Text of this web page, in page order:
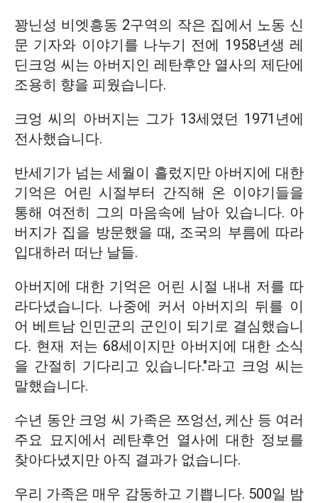
꽝닌성 비엣흥동 2구역의 작은 집에서 노동 신
문 기자와 이야기를 나누기 전에 1958년생 레
딘크엉 씨는 아버지인 레탄후안 열사의 제단에
조용히 향을 피웠습니다.
크엉 씨의 아버지는 그가 13세였던 1971년에
전사했습니다.
반세기가 넘는 세월이 흘렀지만 아버지에 대한
기억은 어린 시절부터 간직해 온 이야기들을
통해 여전히 그의 마음속에 남아 있습니다. 아
버지가 집을 방문했을 때, 조국의 부름에 따라
입대하러 떠난 날들.
아버지에 대한 기억은 어린 시절 내내 저를 따
라다녔습니다. 나중에 커서 아버지의 뒤를 이
어 베트남 인민군의 군인이 되기로 결심했습니
다. 현재 저는 68세이지만 아버지에 대한 소식
을 간절히 기다리고 있습니다."라고 크엉 씨는
말했습니다.
수년 동안 크엉 씨 가족은 쯔엉선, 케산 등 여러
주요 묘지에서 레탄후언 열사에 대한 정보를
찾아다녔지만 아직 결과가 없습니다.
우리 가족은 매우 감동하고 기쁩니다. 500일 밤